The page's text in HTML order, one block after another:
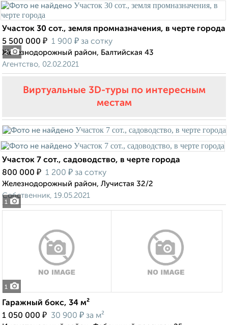
2
Участок 30 сот., земля промназначения, в черте города
5 500 000 ₽ 1 900 ₽ за сотку
Железнодорожный район, Балтийская 43
Агентство, 02.02.2021
Виртуальные 3D-туры по интересным
местам
1
Участок 7 сот., садоводство, в черте города
800 000 ₽ 1 200 ₽ за сотку
Железнодорожный район, Лучистая 32/2
Собственник, 19.05.2021
1
Гаражный бокс, 34 м²
1 050 000 ₽ 30 900 ₽ за м²